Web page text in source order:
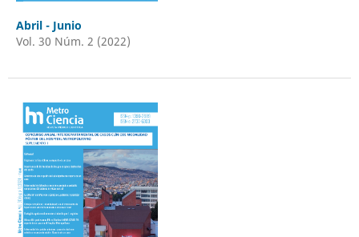
Abril - Junio
Vol. 30 Núm. 2 (2022)